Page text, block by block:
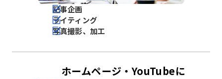
記事企画
ライティング
写真撮影、加工
ホームページ・YouTubeに